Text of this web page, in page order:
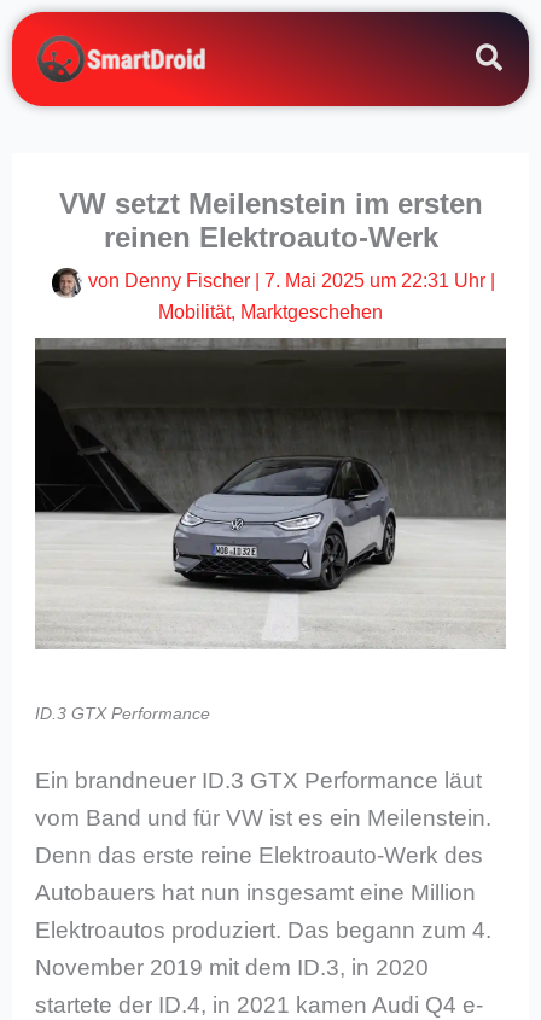
Zum
Inhalt
springen
VW setzt Meilenstein im ersten
reinen Elektroauto-Werk
von Denny Fischer 7. Mai 2025 um 22:31 Uhr
Mobilität, Marktgeschehen
ID.3 GTX Performance
Ein brandneuer ID.3 GTX Performance läut
vom Band und für VW ist es ein Meilenstein.
Denn das erste reine Elektroauto-Werk des
Autobauers hat nun insgesamt eine Million
Elektroautos produziert. Das begann zum 4.
November 2019 mit dem ID.3, in 2020
startete der ID.4, in 2021 kamen Audi Q4 e-